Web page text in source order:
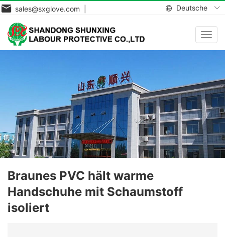
Deutsche
sales@sxglove.com |
Braunes PVC hält warme
Handschuhe mit Schaumstoff
isoliert